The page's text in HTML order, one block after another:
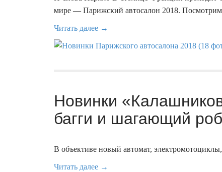
мире — Парижский автосалон 2018.
Читать далее →
Новинки
багги и шагающий
В объективе новый автомат,
Читать далее →